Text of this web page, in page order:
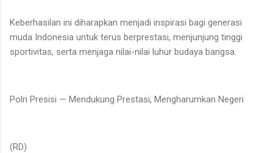
Keberhasilan ini diharapkan menjadi inspirasi bagi generasi
muda Indonesia untuk terus berprestasi, menjunjung tinggi
sportivitas, serta menjaga nilai-nilai luhur budaya bangsa.
Polri Presisi — Mendukung Prestasi, Mengharumkan Negeri
(RD)